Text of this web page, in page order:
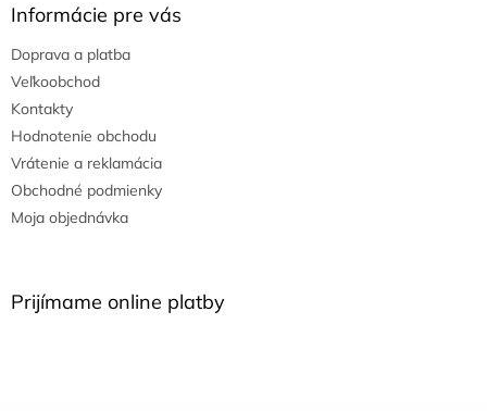
Informácie pre vás
Doprava a platba
Veľkoobchod
Kontakty
Hodnotenie obchodu
Vrátenie a reklamácia
Obchodné podmienky
Moja objednávka
Prijímame online platby